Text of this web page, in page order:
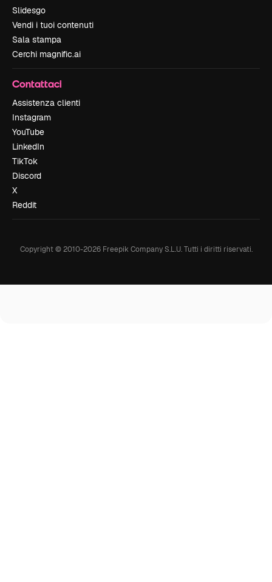
Slidesgo
Vendi i tuoi contenuti
Sala stampa
Cerchi magnific.ai
Contattaci
Assistenza clienti
Instagram
YouTube
LinkedIn
TikTok
Discord
X
Reddit
Copyright © 2010-2026Freepik Company S.L.U. Tutti i diritti riservati.